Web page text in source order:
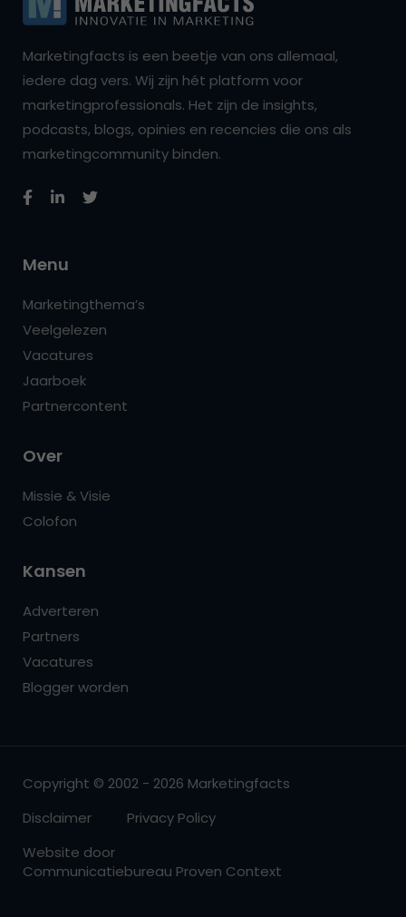
Marketingfacts is een beetje van ons allemaal,
iedere dag vers. Wij zijn hét platform voor
marketingprofessionals. Het zijn de insights,
podcasts, blogs, opinies en recencies die ons als
marketingcommunity binden.
Menu
Marketingthema’s
Veelgelezen
Vacatures
Jaarboek
Partnercontent
Over
Missie & Visie
Colofon
Kansen
Adverteren
Partners
Vacatures
Blogger worden
Copyright © 2002 - 2026 Marketingfacts
Disclaimer
Privacy Policy
Website door
Communicatiebureau Proven Context